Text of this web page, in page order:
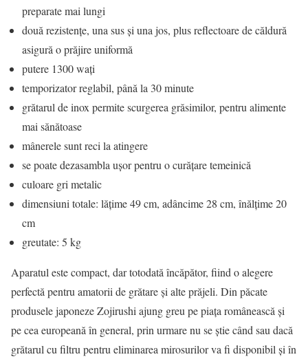
preparate mai lungi
două rezistenţe, una sus şi una jos, plus reflectoare de căldură
asigură o prăjire uniformă
putere 1300 waţi
temporizator reglabil, până la 30 minute
grătarul de inox permite scurgerea grăsimilor, pentru alimente
mai sănătoase
mânerele sunt reci la atingere
se poate dezasambla uşor pentru o curăţare temeinică
culoare gri metalic
dimensiuni totale: lăţime 49 cm, adâncime 28 cm, înălţime 20
cm
greutate: 5 kg
Aparatul este compact, dar totodată încăpător, fiind o alegere
perfectă pentru amatorii de grătare şi alte prăjeli. Din păcate
produsele japoneze Zojirushi ajung greu pe piaţa românească şi
pe cea europeană în general, prin urmare nu se ştie când sau dacă
grătarul cu filtru pentru eliminarea mirosurilor va fi disponibil şi în